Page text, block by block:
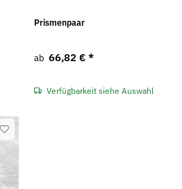
Prismenpaar
ab 66,82 € *
Verfügbarkeit siehe Auswahl